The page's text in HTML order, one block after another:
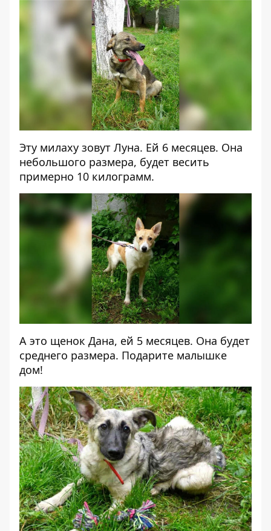
Эту милаху зовут Луна. Ей 6 месяцев. Она
небольшого размера, будет весить
примерно 10 килограмм.
А это щенок Дана, ей 5 месяцев. Она будет
среднего размера. Подарите малышке
дом!